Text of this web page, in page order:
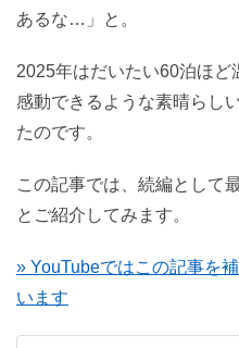
あるな…」と。
2025年はだいたい60泊ほど
感動できるような素晴らし
たのです。
この記事では、続編として
とご紹介してみます。
» YouTubeではこの記事を
います